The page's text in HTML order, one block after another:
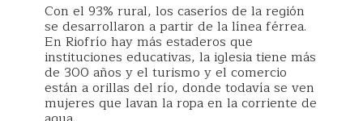
Con el 93% rural, los caseríos de la región
se desarrollaron a partir de la línea férrea.
En Riofrío hay más estaderos que
instituciones educativas, la iglesia tiene más
de 300 años y el turismo y el comercio
están a orillas del río, donde todavía se ven
mujeres que lavan la ropa en la corriente de